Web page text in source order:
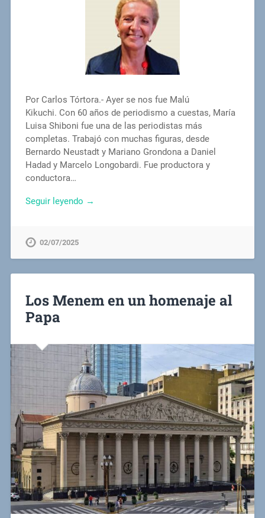
Por Carlos Tórtora.- Ayer se nos fue Malú
Kikuchi. Con 60 años de periodismo a cuestas, María
Luisa Shiboni fue una de las periodistas más
completas. Trabajó con muchas figuras, desde
Bernardo Neustadt y Mariano Grondona a Daniel
Hadad y Marcelo Longobardi. Fue productora y
conductora…
Seguir leyendo →
02/07/2025
Los Menem en un homenaje al
Papa